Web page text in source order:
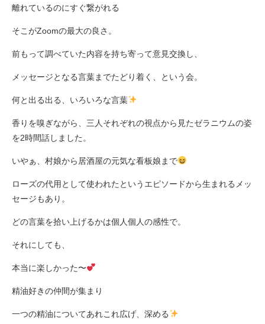
離れているのにすぐ繋がれる
そこがZoomの最大の良さ。
前もって調べていた内容を持ち寄って意見交換し、
メッセージとなる言葉までたどり着く、という会。
何と出る出る、いろいろな言葉
香りを嗅ぎながら、三人それぞれの視点から見たゼラニウムの姿
を2時間話しました。
いやぁ、村娘から居酒屋の元気な看板娘まで
ローズの代用として使われたというエピソードから生まれるメッ
セージもあり。
どの言葉を拾い上げるかは個人個人の感性で。
それにしても、
本当に楽しかった〜
精油好きの仲間が集まり
一つの精油についてあれこれ広げ、深める